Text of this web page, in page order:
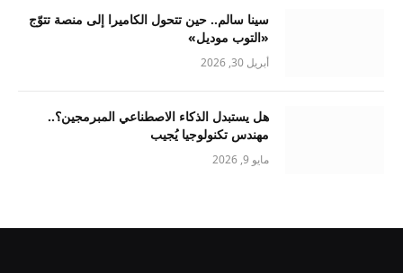
سينا سالم.. حين تتحول الكاميرا إلى منصة تتوّج
«التوب موديل»
أبريل 30, 2026
هل يستبدل الذكاء الاصطناعي المبرمجين؟..
مهندس تكنولوجيا يُجيب
مايو 9, 2026